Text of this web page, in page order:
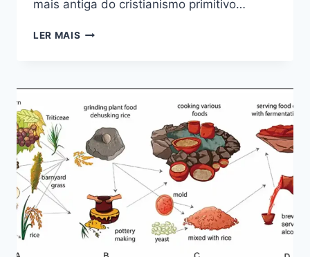
mais antiga do cristianismo primitivo…
LER MAIS
DO
CRISTIANISMO
NOS
ALPES.